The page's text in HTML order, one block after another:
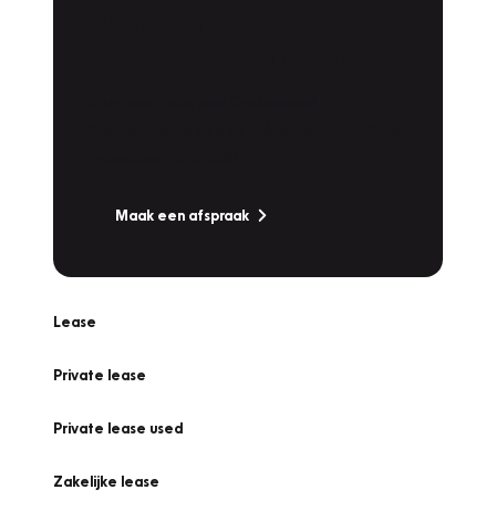
Maak een afspraak
Lease
Private lease
Private lease used
Zakelijke lease